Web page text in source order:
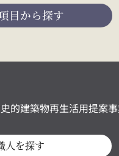
目から探す
的建築物再生活用提案
人を探す